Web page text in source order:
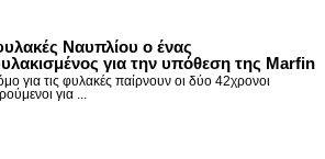
Ναυπλίου ο ένας
για την υπόθεση της Marfin
για τις φυλακές παίρνουν οι δύο 42χρονοι
για ...